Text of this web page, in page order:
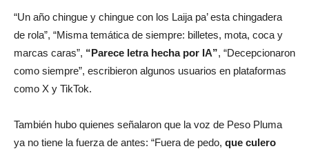
“Un año chingue y chingue con los Laija pa’ esta chingadera
de rola”, “Misma temática de siempre: billetes, mota, coca y
marcas caras”, “Parece letra hecha por IA”, “Decepcionaron
como siempre”, escribieron algunos usuarios en plataformas
como X y TikTok.
También hubo quienes señalaron que la voz de Peso Pluma
ya no tiene la fuerza de antes: “Fuera de pedo, que culero